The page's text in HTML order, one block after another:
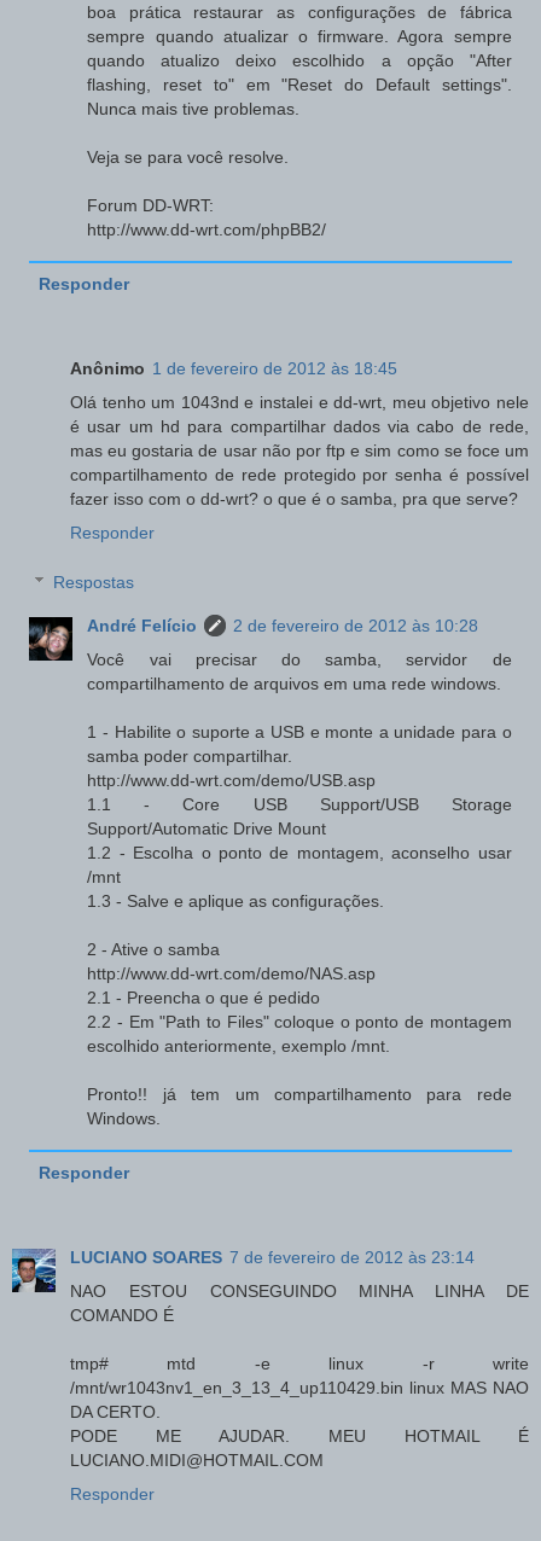
boa prática restaurar as configurações de fábrica
sempre quando atualizar o firmware. Agora sempre
quando atualizo deixo escolhido a opção "After
flashing, reset to" em "Reset do Default settings".
Nunca mais tive problemas.
Veja se para você resolve.
Forum DD-WRT:
http://www.dd-wrt.com/phpBB2/
Responder
Anônimo 1 de fevereiro de 2012 às 18:45
Olá tenho um 1043nd e instalei e dd-wrt, meu objetivo nele
é usar um hd para compartilhar dados via cabo de rede,
mas eu gostaria de usar não por ftp e sim como se foce um
compartilhamento de rede protegido por senha é possível
fazer isso com o dd-wrt? o que é o samba, pra que serve?
Responder
Respostas
André Felício
2 de fevereiro de 2012 às 10:28
Você vai precisar do samba, servidor de
compartilhamento de arquivos em uma rede windows.
1 - Habilite o suporte a USB e monte a unidade para o
samba poder compartilhar.
http://www.dd-wrt.com/demo/USB.asp
1.1 - Core USB Support/USB Storage
Support/Automatic Drive Mount
1.2 - Escolha o ponto de montagem, aconselho usar
/mnt
1.3 - Salve e aplique as configurações.
2 - Ative o samba
http://www.dd-wrt.com/demo/NAS.asp
2.1 - Preencha o que é pedido
2.2 - Em "Path to Files" coloque o ponto de montagem
escolhido anteriormente, exemplo /mnt.
Pronto!! já tem um compartilhamento para rede
Windows.
Responder
LUCIANO SOARES 7 de fevereiro de 2012 às 23:14
NAO ESTOU CONSEGUINDO MINHA LINHA DE
COMANDO É
tmp# mtd -e linux -r write
/mnt/wr1043nv1_en_3_13_4_up110429.bin linux MAS NAO
DA CERTO.
PODE ME AJUDAR. MEU HOTMAIL É
LUCIANO.MIDI@HOTMAIL.COM
Responder